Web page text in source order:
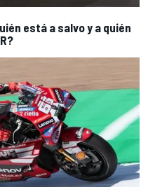
está a salvo y a quién